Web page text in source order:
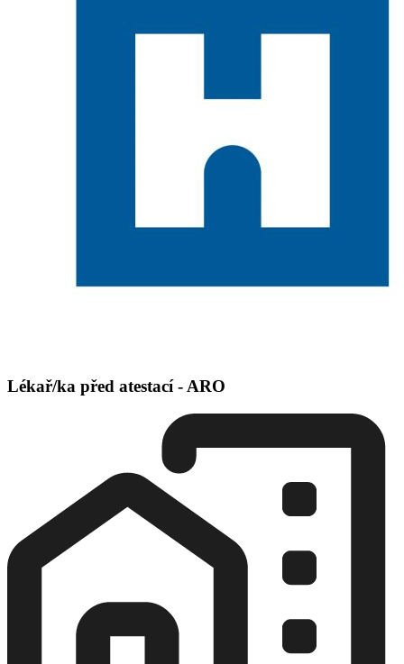
Lékař/ka před atestací - ARO